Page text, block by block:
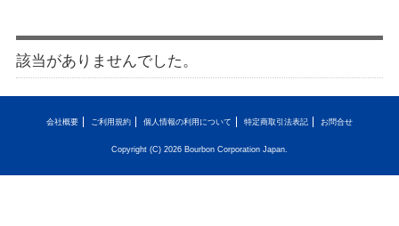
該当がありませんでした。
会社概要 ご利用規約 個人情報の利用について 特定商取引法表記 お問合せ
Copyright (C) 2026 Bourbon Corporation Japan.